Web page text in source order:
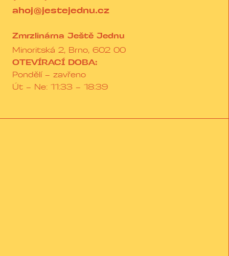
ahoj@jestejednu.cz
Zmrzlinárna Ještě Jednu
Minoritská 2, Brno, 602 00
OTEVÍRACÍ DOBA:
Pondělí – zavřeno
Út – Ne: 11:33 – 18:39